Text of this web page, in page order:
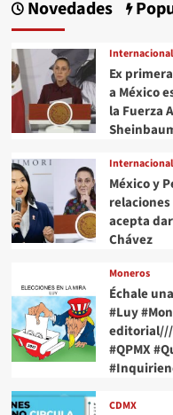
Novedades
Ex
a México
la Fuerza
México y
acepta
Chávez
Moneros
Échale
#Luy
editorial///
#QPMX
CDMX